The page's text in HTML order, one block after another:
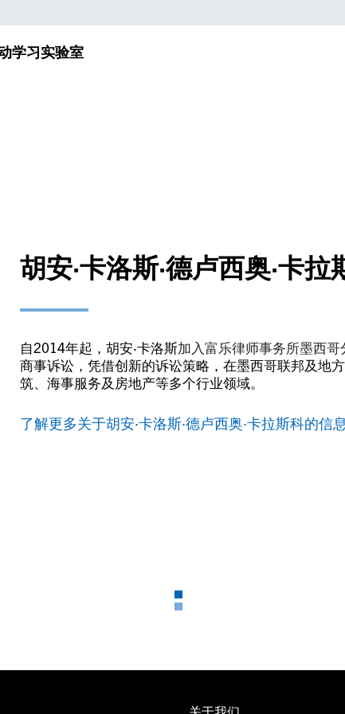
学习实验室
胡安·卡洛斯·德卢西奥·卡
自2014年起，胡安·卡洛斯加入富乐律师事务所墨西哥
商事诉讼，凭借创新的诉讼策略，在墨西哥联邦及地
筑、海事服务及房地产等多个行业领域。
了解更多关于胡安·卡洛斯·德卢西奥·卡拉斯科的信息